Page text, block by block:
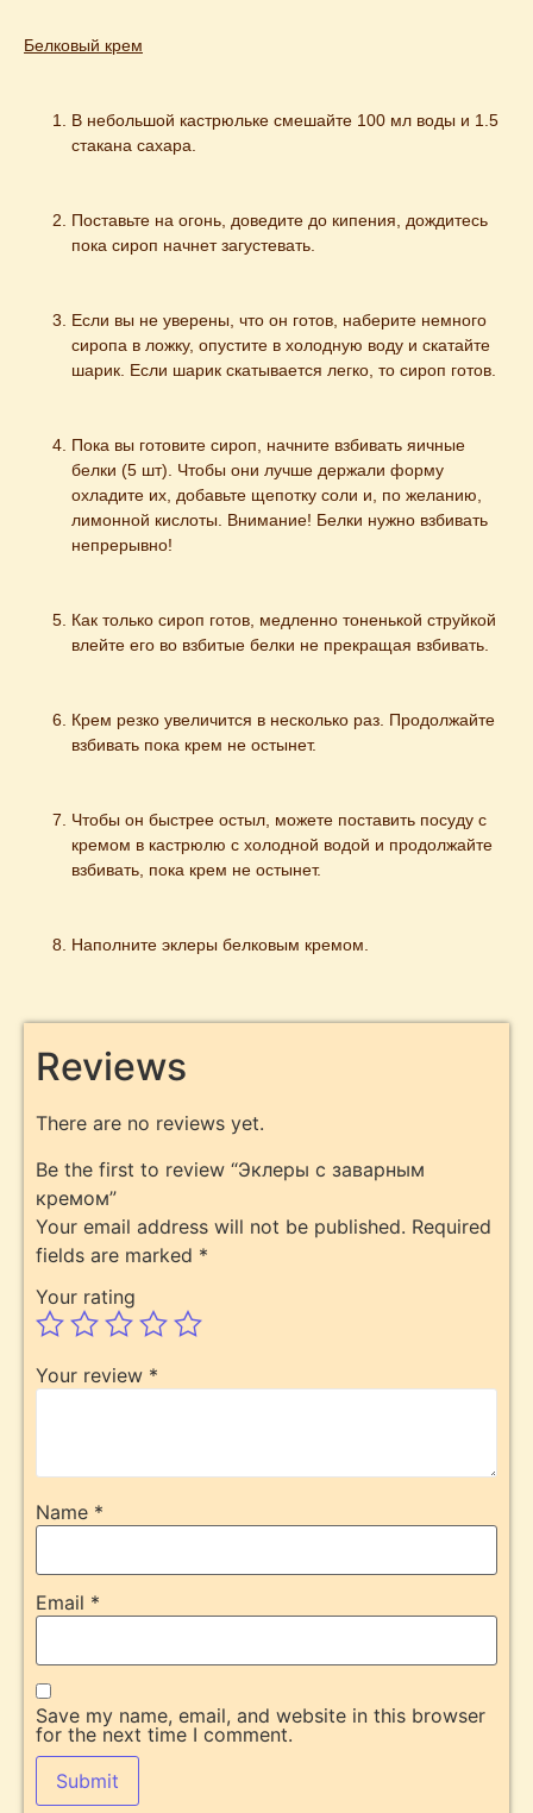
Белковый крем
В небольшой кастрюльке смешайте 100 мл воды и 1.5
стакана сахара.
Поставьте на огонь, доведите до кипения, дождитесь
пока сироп начнет загустевать.
Если вы не уверены, что он готов, наберите немного
сиропа в ложку, опустите в холодную воду и скатайте
шарик. Если шарик скатывается легко, то сироп готов.
Пока вы готовите сироп, начните взбивать яичные
белки (5 шт). Чтобы они лучше держали форму
охладите их, добавьте щепотку соли и, по желанию,
лимонной кислоты. Внимание! Белки нужно взбивать
непрерывно!
Как только сироп готов, медленно тоненькой струйкой
влейте его во взбитые белки не прекращая взбивать.
Крем резко увеличится в несколько раз. Продолжайте
взбивать пока крем не остынет.
Чтобы он быстрее остыл, можете поставить посуду с
кремом в кастрюлю с холодной водой и продолжайте
взбивать, пока крем не остынет.
Наполните эклеры белковым кремом.
Reviews
There are no reviews yet.
Be the first to review “Эклеры с заварным
кремом”
Your email address will not be published. Required
fields are marked *
Your rating
Your review *
Name *
Email *
Save my name, email, and website in this browser
for the next time I comment.